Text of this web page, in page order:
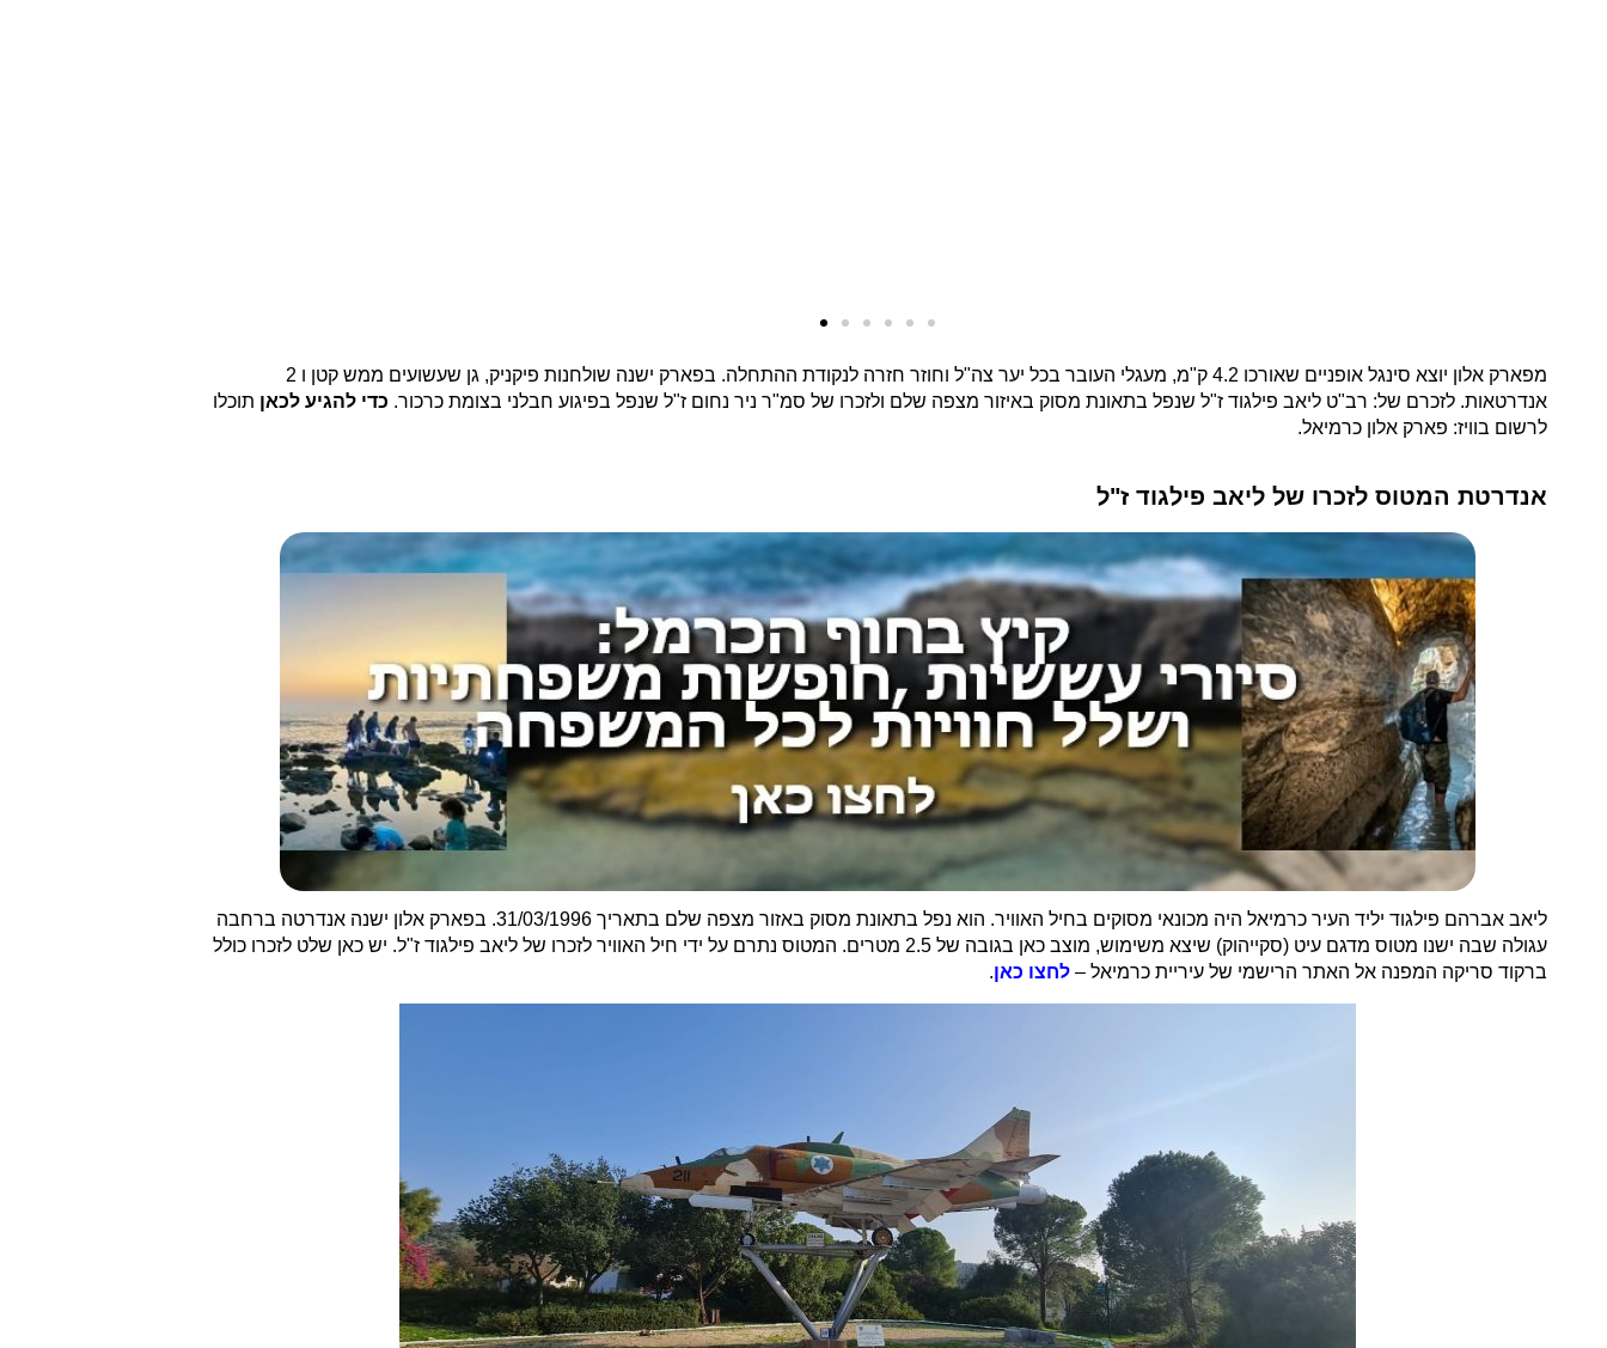
מפארק אלון יוצא סינגל אופניים שאורכו 4.2 ק"מ, מעגלי העובר בכל יער צה"ל וחוזר חזרה לנקודת ההתחלה. בפארק ישנה שולחנות פיקניק, גן שעשועים ממש קטן ו 2
אנדרטאות. לזכרם של: רב"ט ליאב פילגוד ז"ל שנפל בתאונת מסוק באיזור מצפה שלם ולזכרו של סמ"ר ניר נחום ז"ל שנפל בפיגוע חבלני בצומת כרכור. כדי להגיע לכאן תוכלו
לרשום בוויז: פארק אלון כרמיאל.
אנדרטת המטוס לזכרו של ליאב פילגוד ז"ל
ליאב אברהם פילגוד יליד העיר כרמיאל היה מכונאי מסוקים בחיל האוויר. הוא נפל בתאונת מסוק באזור מצפה שלם בתאריך 31/03/1996. בפארק אלון ישנה אנדרטה ברחבה
עגולה שבה ישנו מטוס מדגם עיט (סקייהוק) שיצא משימוש, מוצב כאן בגובה של 2.5 מטרים. המטוס נתרם על ידי חיל האוויר לזכרו של ליאב פילגוד ז"ל. יש כאן שלט לזכרו כולל
ברקוד סריקה המפנה אל האתר הרישמי של עיריית כרמיאל – לחצו כאן.